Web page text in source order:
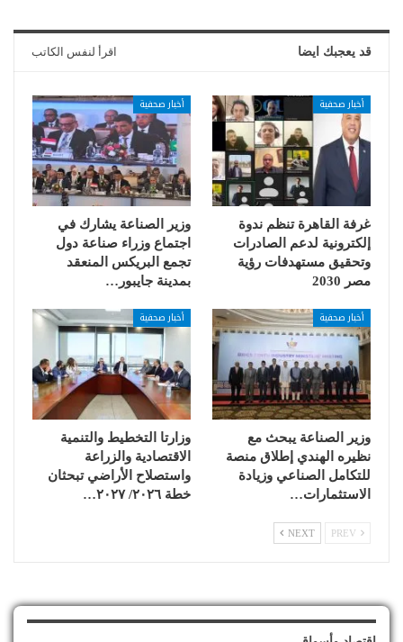
قد يعجبك ايضا اقرأ لنفس الكاتب
أخبار صحفية
غرفة القاهرة تنظم ندوة
إلكترونية لدعم الصادرات
وتحقيق مستهدفات رؤية
مصر 2030
أخبار صحفية
وزير الصناعة يشارك في
اجتماع وزراء صناعة دول
تجمع البريكس المنعقد
بمدينة جايبور…
أخبار صحفية
وزير الصناعة يبحث مع
نظيره الهندي إطلاق منصة
للتكامل الصناعي وزيادة
الاستثمارات…
أخبار صحفية
وزارتا التخطيط والتنمية
الاقتصادية والزراعة
واستصلاح الأراضي تبحثان
خطة ٢٠٢٦/ ٢٠٢٧…
NEXT